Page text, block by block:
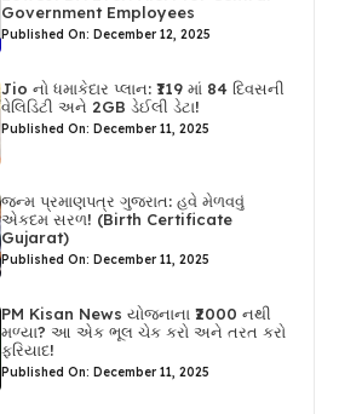
Government Employees
Published On: December 12, 2025
Jio નો ધમાકેદાર પ્લાન: ₹119 માં 84 દિવસની
વેલિડિટી અને 2GB ડેઈલી ડેટા!
Published On: December 11, 2025
જન્મ પ્રમાણપત્ર ગુજરાત: હવે મેળવવું
એકદમ સરળ! (Birth Certificate
Gujarat)
Published On: December 11, 2025
PM Kisan News યોજનાના ₹2000 નથી
મળ્યા? આ એક ભૂલ ચેક કરો અને તરત કરો
ફરિયાદ!
Published On: December 11, 2025